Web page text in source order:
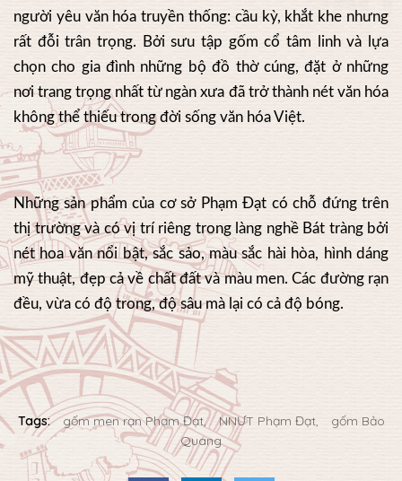
người yêu văn hóa truyền thống: cầu kỳ, khắt khe nhưng
rất đỗi trân trọng. Bởi sưu tập gốm cổ tâm linh và lựa
chọn cho gia đình những bộ đồ thờ cúng, đặt ở những
nơi trang trọng nhất từ ngàn xưa đã trở thành nét văn hóa
không thể thiếu trong đời sống văn hóa Việt.
Những sản phẩm của cơ sở Phạm Đạt có chỗ đứng trên
thị trường và có vị trí riêng trong làng nghề Bát tràng bởi
nét hoa văn nổi bật, sắc sảo, màu sắc hài hòa, hình dáng
mỹ thuật, đẹp cả về chất đất và màu men. Các đường rạn
đều, vừa có độ trong, độ sâu mà lại có cả độ bóng.
Tags: gốm men rạn Phạm Đạt NNƯT Phạm Đạt
gốm Bảo
Quang